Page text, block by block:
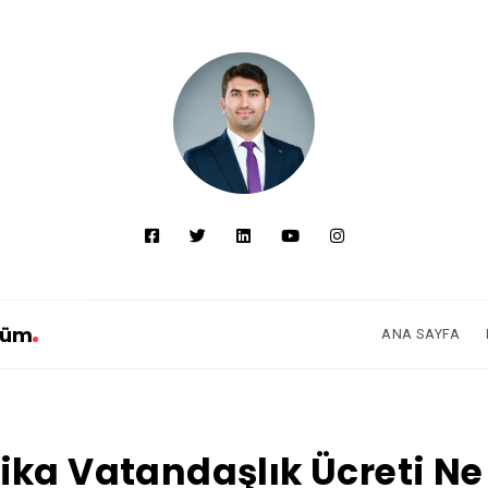
ANA SAYFA
Vatandaşlık Ücreti Ne